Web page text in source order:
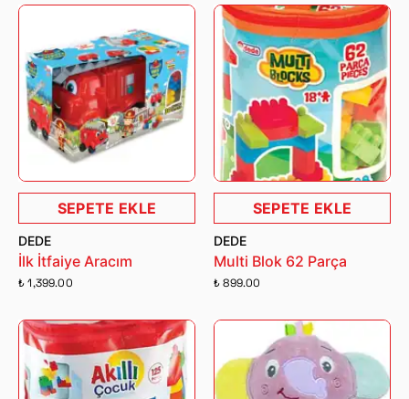
SEPETE EKLE
DEDE
İlk İtfaiye Aracım
₺ 1,399.00
SEPETE EKLE
DEDE
Multi Blok 62 Parça
₺ 899.00